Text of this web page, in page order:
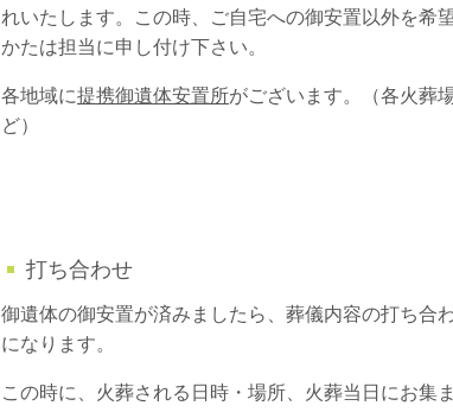
れいたします。この時、ご自宅への御安置以外を希
かたは担当に申し付け下さい。
各地域に提携御遺体安置所がございます。（各火葬
ど）
打ち合わせ
御遺体の御安置が済みましたら、葬儀内容の打ち合
になります。
この時に、火葬される日時・場所、火葬当日にお集